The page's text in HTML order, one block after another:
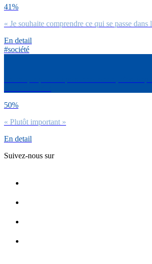
41%
« Je souhaite comprendre ce qui se passe dans
En detail
#société
50%
« Plutôt important »
En detail
Suivez-nous sur